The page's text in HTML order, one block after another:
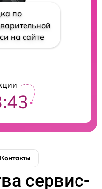
по
на сайте
Контакты
сервис-